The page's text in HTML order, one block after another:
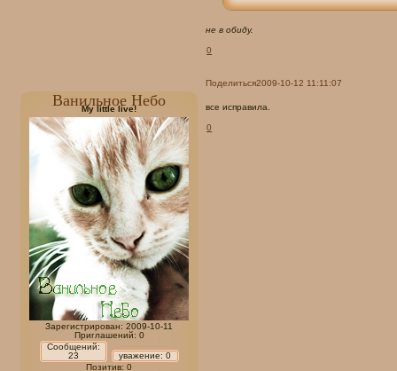
не в обиду.
0
Поделиться2009-10-12 11:11:07
Ванильное Небо
My little live!
Зарегистрирован: 2009-10-11
Приглашений: 0
Сообщений:
23
уважение: 0
Позитив: 0
все исправила.
0